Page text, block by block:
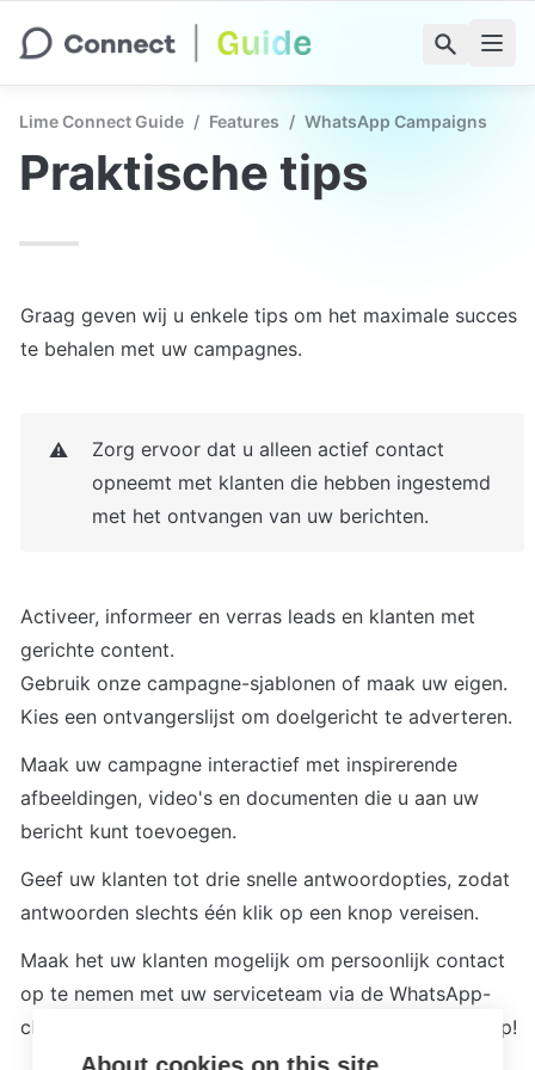
Lime Connect Guide / Features / WhatsApp Campaigns
Praktische tips
Graag geven wij u enkele tips om het maximale succes
te behalen met uw campagnes.
⚠️
Zorg ervoor dat u alleen actief contact
opneemt met klanten die hebben ingestemd
met het ontvangen van uw berichten.
Activeer, informeer en verras leads en klanten met
gerichte content.
Gebruik onze campagne-sjablonen of maak uw eigen.
Kies een ontvangerslijst om doelgericht te adverteren.
Maak uw campagne interactief met inspirerende
afbeeldingen, video's en documenten die u aan uw
bericht kunt toevoegen.
Geef uw klanten tot drie snelle antwoordopties, zodat
antwoorden slechts één klik op een knop vereisen.
Maak het uw klanten mogelijk om persoonlijk contact
op te nemen met uw serviceteam via de WhatsApp-
chat. Bouw klantrelaties op en genereer meer verkoop!